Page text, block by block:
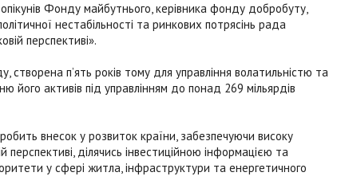
Фонду майбутнього, керівника фонду добробуту,
нестабільності та ринкових потрясінь рада
перспективі».
створена п’ять років тому для управління волатильністю та
його активів під управлінням до понад 269 мільярдів
внесок у розвиток країни, забезпечуючи високу
перспективі, ділячись інвестиційною інформацією та
у сфері житла, інфраструктури та енергетичного